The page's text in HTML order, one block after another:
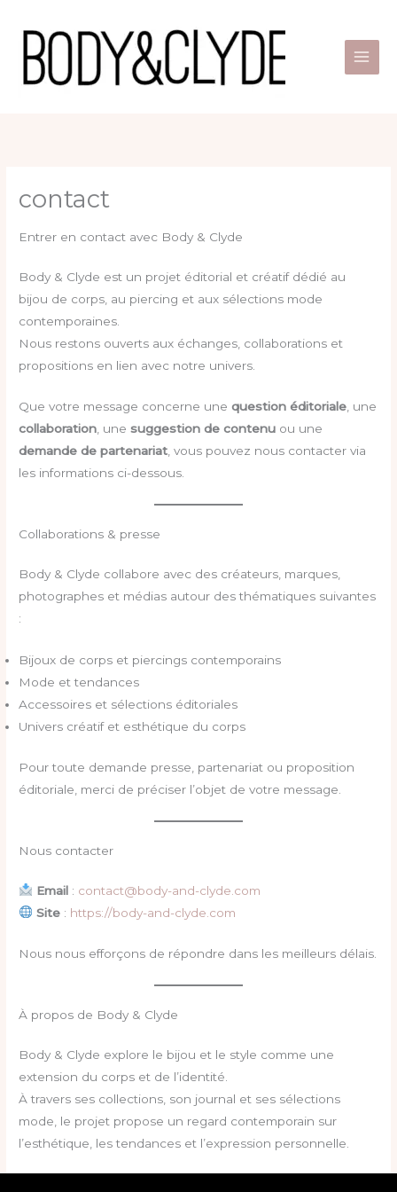
content
contact
Entrer en contact avec Body & Clyde
Body & Clyde est un projet éditorial et créatif dédié au
bijou de corps, au piercing et aux sélections mode
contemporaines.
Nous restons ouverts aux échanges, collaborations et
propositions en lien avec notre univers.
Que votre message concerne unequestion éditoriale, une
collaboration, unesuggestion de contenu ou une
demande de partenariat, vous pouvez nous contacter via
les informations ci-dessous.
Collaborations & presse
Body & Clyde collabore avec des créateurs, marques,
photographes et médias autour des thématiques suivantes
:
Bijoux de corps et piercings contemporains
Mode et tendances
Accessoires et sélections éditoriales
Univers créatif et esthétique du corps
Pour toute demande presse, partenariat ou proposition
éditoriale, merci de préciser l’objet de votre message.
Nous contacter
Email: contact@body-and-clyde.com
Site: https://body-and-clyde.com
Nous nous efforçons de répondre dans les meilleurs délais.
À propos de Body & Clyde
Body & Clyde explore le bijou et le style comme une
extension du corps et de l’identité.
À travers ses collections, son journal et ses sélections
mode, le projet propose un regard contemporain sur
l’esthétique, les tendances et l’expression personnelle.